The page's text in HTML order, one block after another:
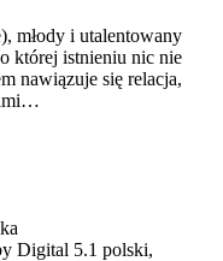
młody i utalentowany
której istnieniu nic nie
nawiązuje się relacja,
Digital 5.1 polski,